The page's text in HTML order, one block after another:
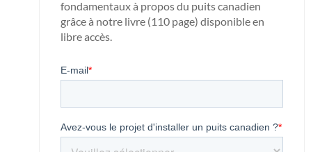
fondamentaux à propos du puits canadien
grâce à notre livre (110 page) disponible en
libre accès.